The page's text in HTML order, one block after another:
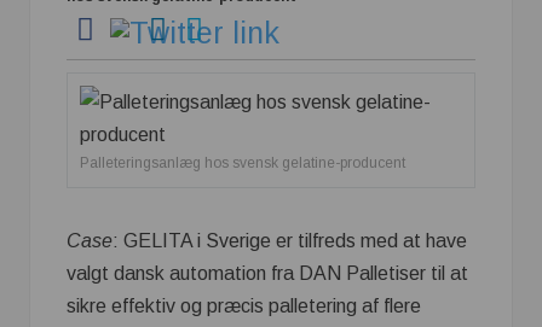
Palleteringsanlæg hos svensk gelatine-producent
Case: GELITA i Sverige er tilfreds med at have
valgt dansk automation fra DAN Palletiser til at
sikre effektiv og præcis palletering af flere